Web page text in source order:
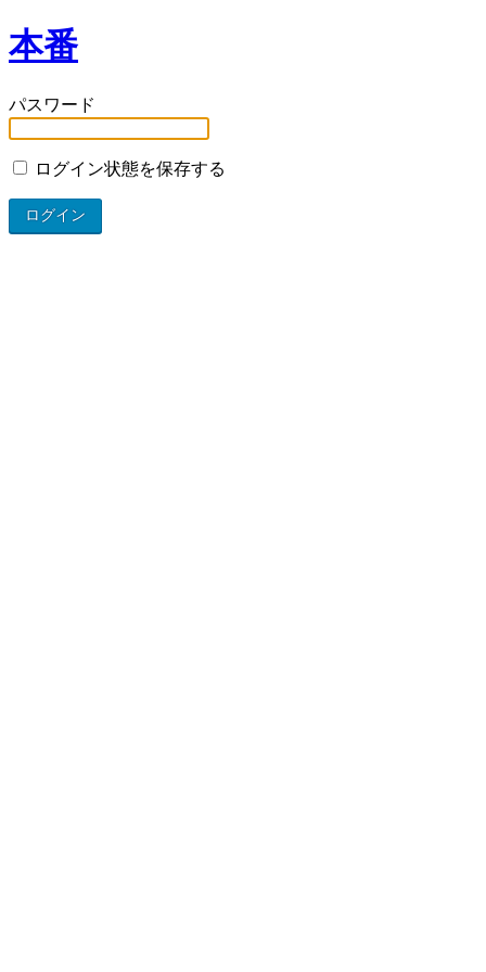
本番
パスワード
ログイン状態を保存する